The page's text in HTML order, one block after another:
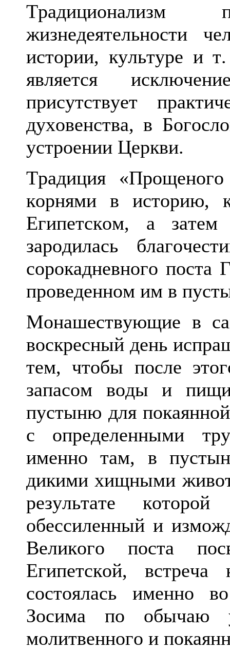
жизнедеятельности
истории, культуре и
является
присутствует
духовенства, в
устроении Церкви.
Традиция
корнями в историю,
Египетском, а
зародилась
сорокадневного
проведенном им в
Монашествующие в
воскресный день
тем, чтобы после
запасом воды и
пустыню для
с определенными
именно там, в
дикими хищными
результате
обессиленный и
Великого поста
Египетской,
состоялась именно
Зосима по обычаю
молитвенного и